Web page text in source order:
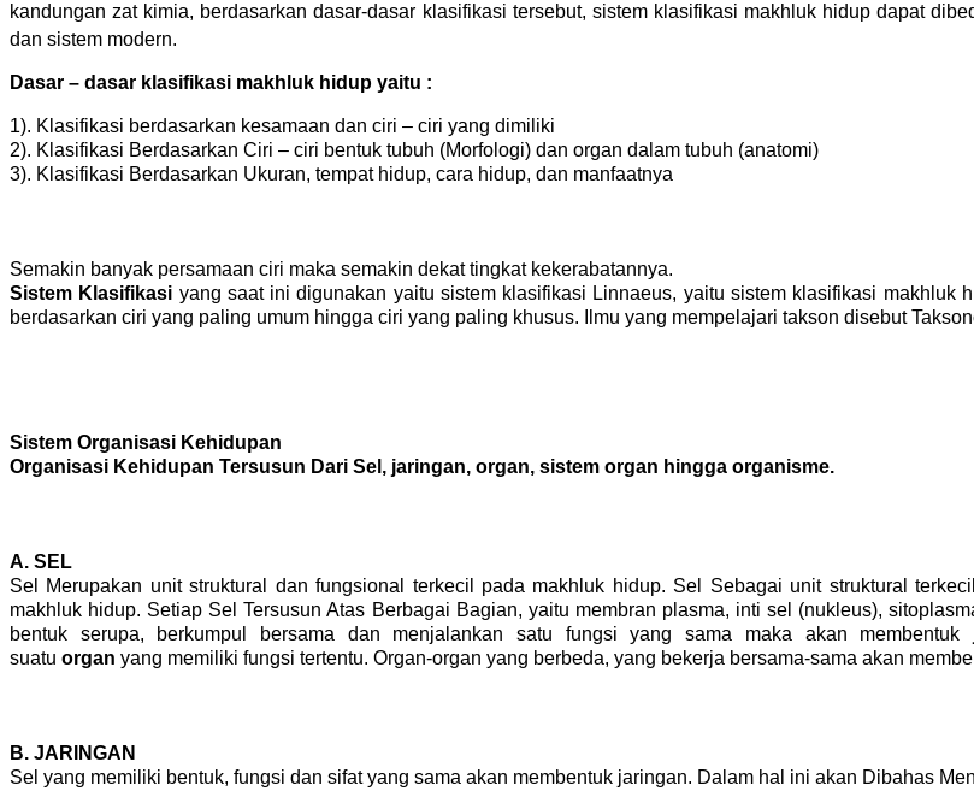
kandungan zat kimia, berdasarkan dasar-dasar klasifikasi tersebut, sistem klasifikasi makhluk hidup dapat
dan sistem modern.
Dasar – dasar klasifikasi makhluk hidup yaitu :
1). Klasifikasi berdasarkan kesamaan dan ciri – ciri yang dimiliki
2). Klasifikasi Berdasarkan Ciri – ciri bentuk tubuh (Morfologi) dan organ dalam tubuh (anatomi)
3). Klasifikasi Berdasarkan Ukuran, tempat hidup, cara hidup, dan manfaatnya
Semakin banyak persamaan ciri maka semakin dekat tingkat kekerabatannya.
Sistem Klasifikasi yang saat ini digunakan yaitu sistem klasifikasi Linnaeus, yaitu sistem klasifikasi makhluk
berdasarkan ciri yang paling umum hingga ciri yang paling khusus. Ilmu yang mempelajari takson disebut
Sistem Organisasi Kehidupan
Organisasi Kehidupan Tersusun Dari Sel, jaringan, organ, sistem organ hingga organisme.
A. SEL
Sel Merupakan unit struktural dan fungsional terkecil pada makhluk hidup. Sel Sebagai unit struktural
makhluk hidup. Setiap Sel Tersusun Atas Berbagai Bagian, yaitu membran plasma, inti sel (nukleus),
bentuk serupa, berkumpul bersama dan menjalankan satu fungsi yang sama maka akan membentuk
suatu organ yang memiliki fungsi tertentu. Organ-organ yang berbeda, yang bekerja bersama-sama akan
B. JARINGAN
Sel yang memiliki bentuk, fungsi dan sifat yang sama akan membentuk jaringan. Dalam hal ini akan Dibahas